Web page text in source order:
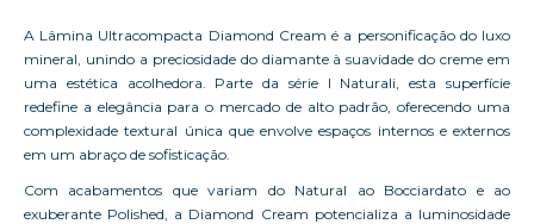
A Lâmina Ultracompacta Diamond Cream é a personificação do luxo
mineral, unindo a preciosidade do diamante à suavidade do creme em
uma estética acolhedora. Parte da série I Naturali, esta superfície
redefine a elegância para o mercado de alto padrão, oferecendo uma
complexidade textural única que envolve espaços internos e externos
em um abraço de sofisticação.
Com acabamentos que variam do Natural ao Bocciardato e ao
exuberante Polished, a Diamond Cream potencializa a luminosidade